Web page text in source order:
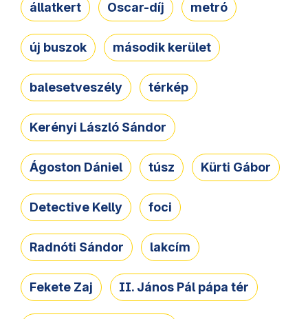
állatkert Oscar-díj metró
új buszok második kerület
balesetveszély térkép
Kerényi László Sándor
Ágoston Dániel túsz Kürti Gábor
Detective Kelly foci
Radnóti Sándor lakcím
Fekete Zaj II. János Pál pápa tér